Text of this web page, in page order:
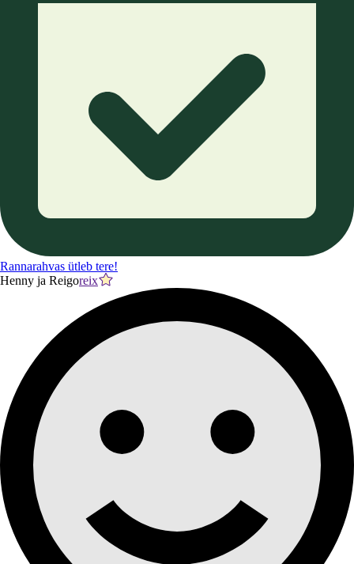
Rannarahvas ütleb tere!
Henny ja Reigoreix